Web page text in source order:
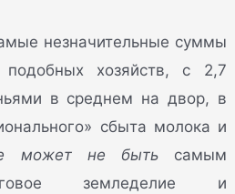
незначительные суммы
подобных хозяйств, с 2,7
в среднем на двор, в
сбыта молока и
может не бытьсамым
земледелие и